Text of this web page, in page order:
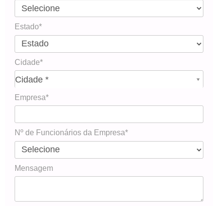
Estado*
Cidade*
Cidade *
Cidade*
Empresa*
Nº de Funcionários da Empresa*
Mensagem